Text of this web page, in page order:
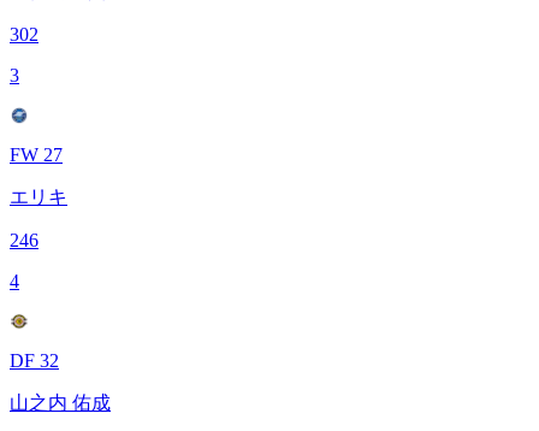
302
3
FW 27
エリキ
246
4
DF 32
山之内 佑成